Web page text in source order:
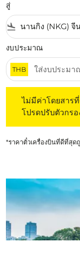
สู่
flight_land
งบประมาณ
THB
ไม่มีค่าโดยสาร
โปรดปรับตัวกร
*ราคาตั๋วเครื่องบินที่ดีที่สุ